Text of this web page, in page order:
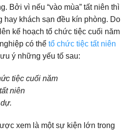
Bởi vì nếu “vào mùa” tất niên thì
hay khách sạn đều kín phòng. Do
kế hoạch tổ chức tiệc cuối năm
có thể tổ chức tiệc tất niên
ý những yếu tố sau:
tiệc cuối năm
niên
xem là một sự kiện lớn trong